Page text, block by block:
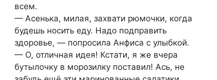
всем.
— Асенька, милая, захвати рюмочки, когда
будешь носить еду. Надо подправить
здоровье, — попросила Анфиса с улыбкой.
— О, отличная идея! Кстати, я же вчера
бутылочку в морозилку поставил! Ась, не